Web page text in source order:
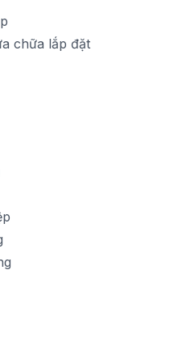
chữa lắp đặt